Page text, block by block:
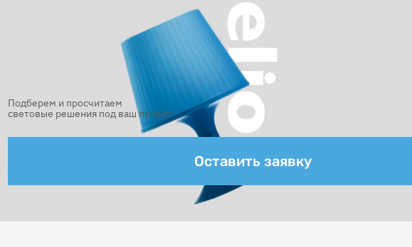
Подберем и просчитаем
световые решения под ваш проект
Оставить заявку